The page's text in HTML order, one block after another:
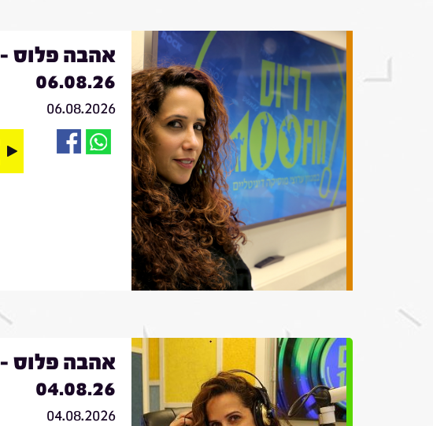
אהבה פלוס -
06.08.26
06.08.2026
אהבה פלוס -
04.08.26
04.08.2026